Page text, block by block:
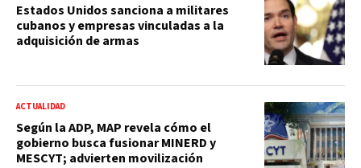
Estados Unidos sanciona a militares
cubanos y empresas vinculadas a la
adquisición de armas
ACTUALIDAD
Según la ADP, MAP revela cómo el
gobierno busca fusionar MINERD y
MESCYT; advierten movilización